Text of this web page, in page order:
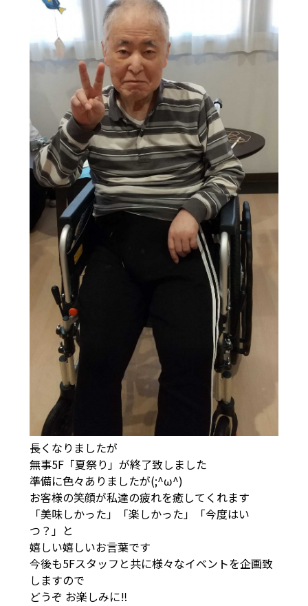
長くなりましたが
無事5F「夏祭り」が終了致しました
準備に色々ありましたが(;^ω^)
お客様の笑顔が私達の疲れを癒してくれます
「美味しかった」「楽しかった」「今度はい
つ？」と
嬉しい嬉しいお言葉です
今後も5Fスタッフと共に様々なイベントを企画致
しますので
どうぞ お楽しみに‼